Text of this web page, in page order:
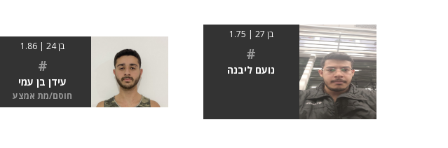
בן 27 | 1.75
#
נועם ליבנה
בן 24 | 1.86
#
עידן בן עמי
חוסם/מת אמצע